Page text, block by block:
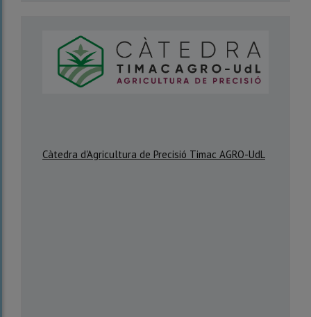
Càtedra d'Agricultura de Precisió Timac AGRO-UdL